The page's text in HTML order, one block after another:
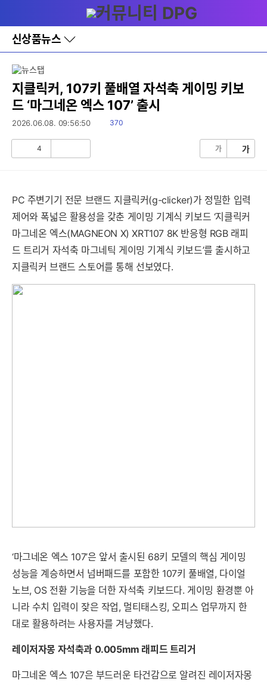
와
홈
신상품뉴스
바
로
레
이
어
창
토
지클릭커, 107키 풀배열 자석축 게이밍 키보
드 ‘마그네온 엑스 107’ 출시
2026.06.08. 09:56:50
읽
370
4 가 가
PC 주변기기 전문 브랜드 지클릭커(g-clicker)가 정밀한 입력
제어와 폭넓은 활용성을 갖춘 게이밍 기계식 키보드 ‘지클릭커
마그네온 엑스(MAGNEON X) XRT107 8K 반응형 RGB 래피
드 트리거 자석축 마그네틱 게이밍 기계식 키보드’를 출시하고
지클릭커 브랜드 스토어를 통해 선보였다.
‘마그네온 엑스 107’은 앞서 출시된 68키 모델의 핵심 게이밍
성능을 계승하면서 넘버패드를 포함한 107키 풀배열, 다이얼
노브, OS 전환 기능을 더한 자석축 키보드다. 게이밍 환경뿐 아
니라 수치 입력이 잦은 작업, 멀티태스킹, 오피스 업무까지 한
대로 활용하려는 사용자를 겨냥했다.
레이저자몽 자석축과 0.005mm 래피드 트리거
마그네온 엑스 107은 부드러운 타건감으로 알려진 레이저자몽
세부정보 열기/접기